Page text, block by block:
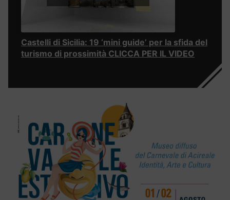
Castelli di Sicilia: 19 ‘mini guide’ per la sfida del
turismo di prossimità CLICCA PER IL VIDEO